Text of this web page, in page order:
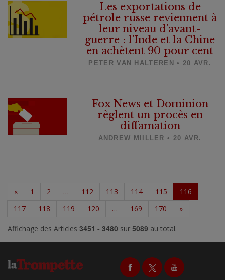
Les exportations de
pétrole russe reviennent à
leur niveau d’avant-
guerre : l’Inde et la Chine
en achètent 90 pour cent
PETER VAN HALTEREN • 20 AVR.
Fox News et Dominion
règlent un procès en
diffamation
ANDREW MIILLER • 20 AVR.
« 1 2 … 112 113 114 115
116
117
118 119 120 … 169 170 »
Affichage des Articles 3451 - 3480 sur 5089 au total.